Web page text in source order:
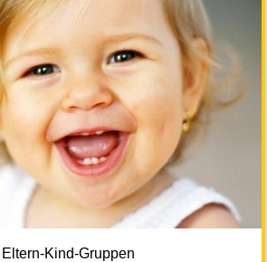
Eltern-Kind-Gruppen